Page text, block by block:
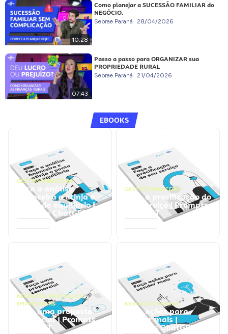
10:28
Como planejar a SUCESSÃO FAMILIAR do
NEGÓCIO.
Sebrae Paraná 28/04/2026
07:43
Passo a passo para ORGANIZAR sua
PROPRIEDADE RURAL
Sebrae Paraná 21/04/2026
EBOOKS
GESTÃO FINANCEIRA
Faça a análise
financeira e atinja o
ponto de equilíbrio |
Prompts ChatGPT
GESTÃO FINANCEIRA
Faça a precificação do
seu serviço | Prompts
ChatGPT
NEGÓCIOS, PROCESSOS
EMPRESARIAIS
Faça uma proposta
comercial | Prompts
ChatGPT
NEGÓCIOS, VENDAS
Faça ações para
vender mais |
Prompts ChatGPT